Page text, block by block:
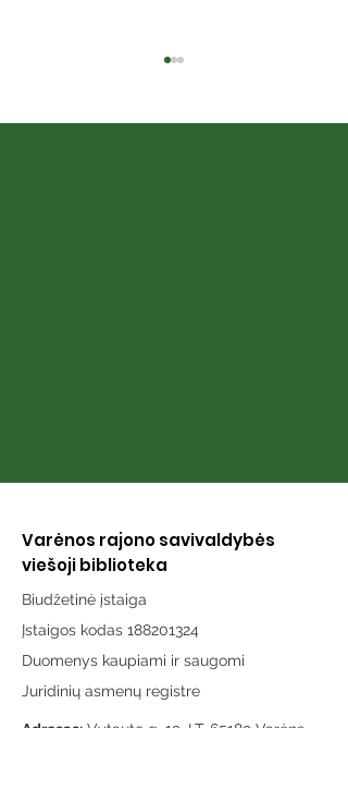
Varėnos rajono savivaldybės
viešoji biblioteka
Biudžetinė įstaiga
Įstaigos kodas 188201324
Duomenys kaupiami ir saugomi
Juridinių asmenų registre
Adresas: Vytauto g. 19, LT-65189 Varėna